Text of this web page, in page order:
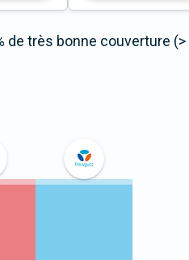
de très bonne couverture